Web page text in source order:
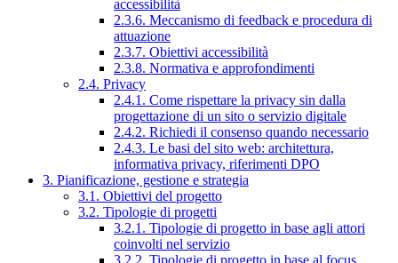
accessibilità
2.3.6. Meccanismo di feedback e procedura di
attuazione
2.3.7. Obiettivi accessibilità
2.3.8. Normativa e approfondimenti
2.4. Privacy
2.4.1. Come rispettare la privacy sin dalla
progettazione di un sito o servizio digitale
2.4.2. Richiedi il consenso quando necessario
2.4.3. Le basi del sito web: architettura,
informativa privacy, riferimenti DPO
3. Pianificazione, gestione e strategia
3.1. Obiettivi del progetto
3.2. Tipologie di progetti
3.2.1. Tipologie di progetto in base agli attori
coinvolti nel servizio
3.2.2. Tipologie di progetto in base al focus